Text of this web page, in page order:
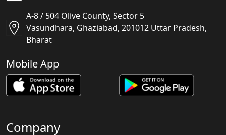
A-8 / 504 Olive County, Sector 5
Vasundhara, Ghaziabad, 201012 Uttar Pradesh,
Bharat
Mobile App
Company